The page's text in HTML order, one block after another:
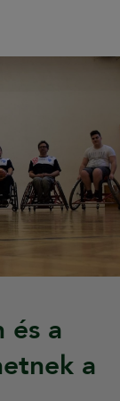
és a
a